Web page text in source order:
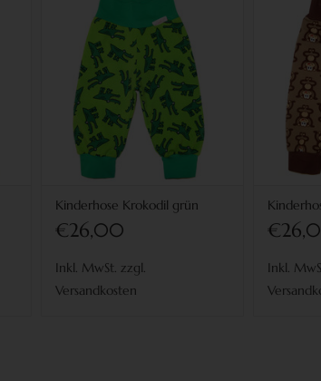
Kinderhose Krokodil grün
€26,00
Inkl. MwSt. zzgl.
Versandkosten
Inkl.